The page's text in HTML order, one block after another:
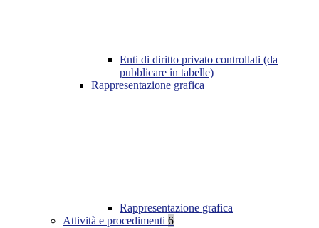
Enti di diritto privato controllati (da
pubblicare in tabelle)
Rappresentazione grafica
Rappresentazione grafica
Attività e procedimenti 6